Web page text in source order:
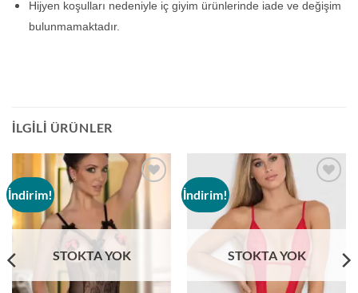
Hijyen koşulları nedeniyle iç giyim ürünlerinde iade ve değişim
bulunmamaktadır.
İLGILI ÜRÜNLER
İndirim!
Add to
STOKTA YOK
İndirim!
wishlist
STOKTA YOK